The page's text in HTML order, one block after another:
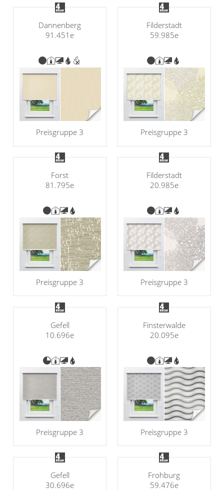
Dannenberg
91.451e
Preisgruppe 3
Filderstadt
59.985e
Preisgruppe 3
Forst
81.795e
Preisgruppe 3
Filderstadt
20.985e
Preisgruppe 3
Gefell
10.696e
Preisgruppe 3
Finsterwalde
20.095e
Preisgruppe 3
Gefell
30.696e
Frohburg
59.476e